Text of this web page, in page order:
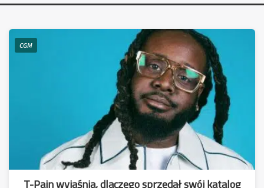
CGM
T-Pain wyjaśnia, dlaczego sprzedał swój katalog